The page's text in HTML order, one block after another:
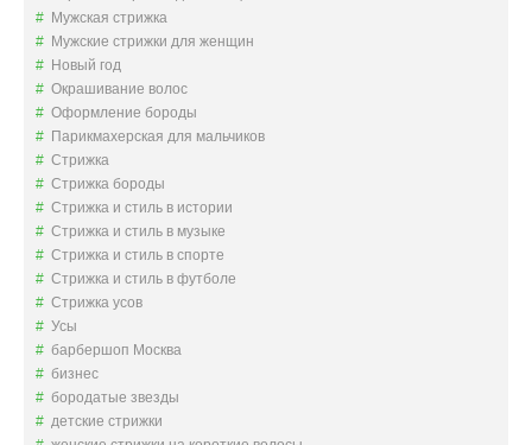
Мужская стрижка
Мужские стрижки для женщин
Новый год
Окрашивание волос
Оформление бороды
Парикмахерская для мальчиков
Стрижка
Стрижка бороды
Стрижка и стиль в истории
Стрижка и стиль в музыке
Стрижка и стиль в спорте
Стрижка и стиль в футболе
Стрижка усов
Усы
барбершоп Москва
бизнес
бородатые звезды
детские стрижки